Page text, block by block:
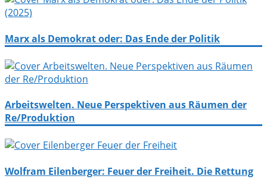
Marx als Demokrat oder: Das Ende der Politik
Arbeitswelten. Neue Perspektiven aus Räumen der
Re/Produktion
Wolfram Eilenberger: Feuer der Freiheit. Die Rettung